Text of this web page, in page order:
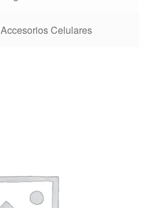
Accesorios Celulares